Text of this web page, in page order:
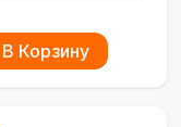
Корзину